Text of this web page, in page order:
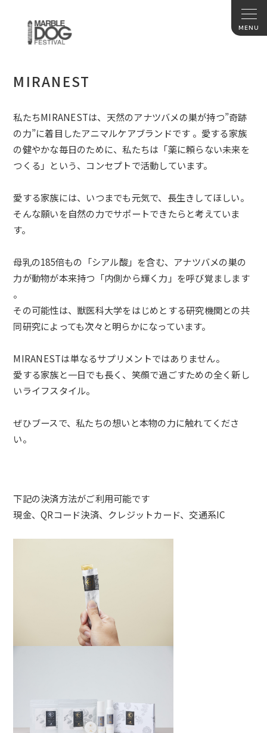
MIRANEST
私たちMIRANESTは、天然のアナツバメの巣が持つ”奇跡
の力”に着目したアニマルケアブランドです 。愛する家族
の健やかな毎日のために、私たちは「薬に頼らない未来を
つくる」という、 コンセプトで活動しています。
愛する家族には、いつまでも元気で、長生きしてほしい。
そんな願いを自然の力でサポートできたらと考えていま
す。
母乳の185倍もの「シアル酸」を含む、 アナツバメの巣の
力が動物が本来持つ「内側から輝く力」 を呼び覚まします
。
その可能性は、 獣医科大学をはじめとする研究機関との共
同研究によっても次々と明らかになっています。
MIRANESTは単なるサプリメントではありません。
愛する家族と一日でも長く、 笑顔で過ごすための全く新し
いライフスタイル。
ぜひブースで、私たちの想いと本物の力に触れてくださ
い。
下記の決済方法がご利用可能です
現金、QRコード決済、クレジットカード、交通系IC